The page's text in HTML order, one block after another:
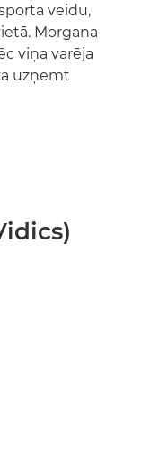
veidu,
Morgana
viņa varēja
uzņemt